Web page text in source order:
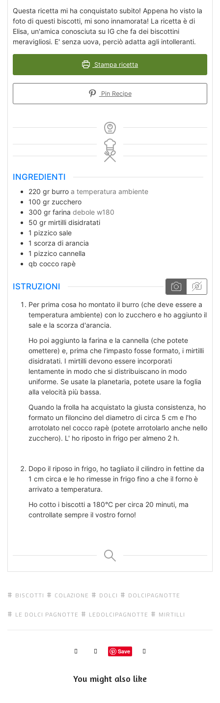
Questa ricetta mi ha conquistato subito! Appena ho visto la
foto di questi biscotti, mi sono innamorata! La ricetta è di
Elisa, un'amica conosciuta su IG che fa dei biscottini
meravigliosi. E' senza uova, perciò adatta agli intolleranti.
Stampa ricetta
Pin Recipe
INGREDIENTI
220 gr burro a temperatura ambiente
100 gr zucchero
300 gr farina debole w180
50 gr mirtilli disidratati
1 pizzico sale
1 scorza di arancia
1 pizzico cannella
qb cocco rapè
ISTRUZIONI
Per prima cosa ho montato il burro (che deve essere a
temperatura ambiente) con lo zucchero e ho aggiunto il
sale e la scorza d'arancia.
Ho poi aggiunto la farina e la cannella (che potete
omettere) e, prima che l'impasto fosse formato, i mirtilli
disidratati. I mirtilli devono essere incorporati
lentamente in modo che si distribuiscano in modo
uniforme. Se usate la planetaria, potete usare la foglia
alla velocità più bassa.
Quando la frolla ha acquistato la giusta consistenza, ho
formato un filoncino del diametro di circa 5 cm e l'ho
arrotolato nel cocco rapè (potete arrotolarlo anche nello
zucchero). L' ho riposto in frigo per almeno 2 h.
Dopo il riposo in frigo, ho tagliato il cilindro in fettine da
1 cm circa e le ho rimesse in frigo fino a che il forno è
arrivato a temperatura.
Ho cotto i biscotti a 180°C per circa 20 minuti, ma
controllate sempre il vostro forno!
BISCOTTI COLAZIONE DOLCI DOLCIPAGNOTTE
LE DOLCI PAGNOTTE LEDOLCIPAGNOTTE MIRTILLI
Save
You might also like